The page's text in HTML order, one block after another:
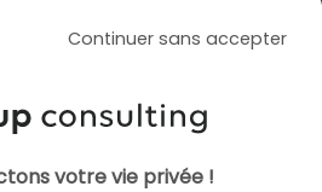
plus performantes. C’est un
résultats.
Continuer sans accepter
votre vie privée !